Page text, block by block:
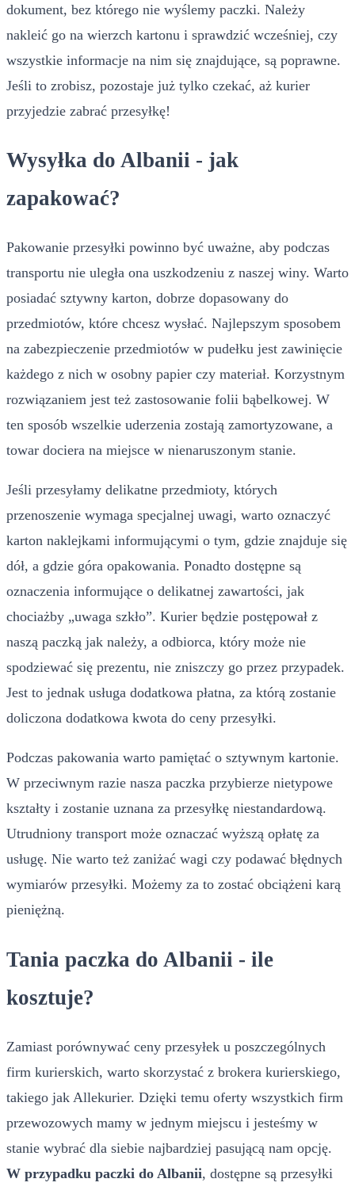
dokument, bez którego nie wyślemy paczki. Należy
nakleić go na wierzch kartonu i sprawdzić wcześniej, czy
wszystkie informacje na nim się znajdujące, są poprawne.
Jeśli to zrobisz, pozostaje już tylko czekać, aż kurier
przyjedzie zabrać przesyłkę!
Wysyłka do Albanii - jak
zapakować?
Pakowanie przesyłki powinno być uważne, aby podczas
transportu nie uległa ona uszkodzeniu z naszej winy. Warto
posiadać sztywny karton, dobrze dopasowany do
przedmiotów, które chcesz wysłać. Najlepszym sposobem
na zabezpieczenie przedmiotów w pudełku jest zawinięcie
każdego z nich w osobny papier czy materiał. Korzystnym
rozwiązaniem jest też zastosowanie folii bąbelkowej. W
ten sposób wszelkie uderzenia zostają zamortyzowane, a
towar dociera na miejsce w nienaruszonym stanie.
Jeśli przesyłamy delikatne przedmioty, których
przenoszenie wymaga specjalnej uwagi, warto oznaczyć
karton naklejkami informującymi o tym, gdzie znajduje się
dół, a gdzie góra opakowania. Ponadto dostępne są
oznaczenia informujące o delikatnej zawartości, jak
chociażby „uwaga szkło”. Kurier będzie postępował z
naszą paczką jak należy, a odbiorca, który może nie
spodziewać się prezentu, nie zniszczy go przez przypadek.
Jest to jednak usługa dodatkowa płatna, za którą zostanie
doliczona dodatkowa kwota do ceny przesyłki.
Podczas pakowania warto pamiętać o sztywnym kartonie.
W przeciwnym razie nasza paczka przybierze nietypowe
kształty i zostanie uznana za przesyłkę niestandardową.
Utrudniony transport może oznaczać wyższą opłatę za
usługę. Nie warto też zaniżać wagi czy podawać błędnych
wymiarów przesyłki. Możemy za to zostać obciążeni karą
pieniężną.
Tania paczka do Albanii - ile
kosztuje?
Zamiast porównywać ceny przesyłek u poszczególnych
firm kurierskich, warto skorzystać z brokera kurierskiego,
takiego jak Allekurier. Dzięki temu oferty wszystkich firm
przewozowych mamy w jednym miejscu i jesteśmy w
stanie wybrać dla siebie najbardziej pasującą nam opcję.
W przypadku paczki do Albanii, dostępne są przesyłki